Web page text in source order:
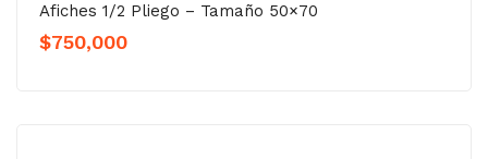
Volantes Publicitarios
Afiches 1/2 Pliego – Tamaño 50×70
$750,000